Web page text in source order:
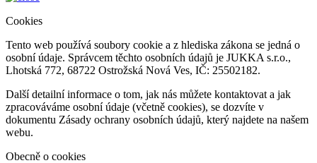
Cookies
Tento web používá soubory cookie a z hlediska zákona se jedná o
osobní údaje. Správcem těchto osobních údajů je JUKKA s.r.o.,
Lhotská 772, 68722 Ostrožská Nová Ves, IČ: 25502182.
Další detailní informace o tom, jak nás můžete kontaktovat a jak
zpracováváme osobní údaje (včetně cookies), se dozvíte v
dokumentu Zásady ochrany osobních údajů, který najdete na našem
webu.
Obecně o cookies